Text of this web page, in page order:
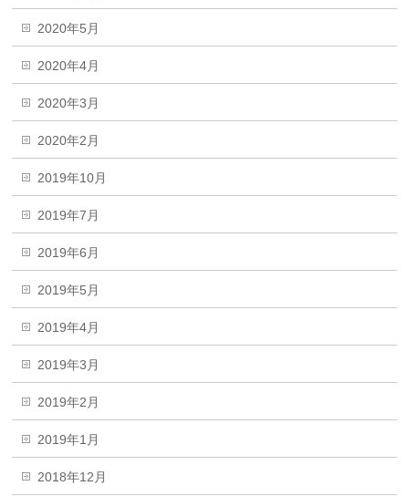
2020年5月
2020年4月
2020年3月
2020年2月
2019年10月
2019年7月
2019年6月
2019年5月
2019年4月
2019年3月
2019年2月
2019年1月
2018年12月